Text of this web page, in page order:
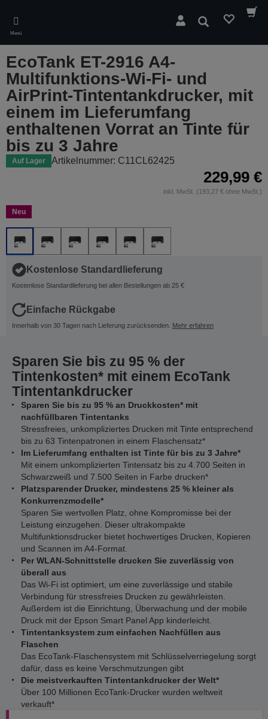
main
content
Menü
Suchen
EcoTank ET-2916 A4-
Multifunktions-Wi-Fi- und
AirPrint-Tintentankdrucker, mit
einem im Lieferumfang
enthaltenen Vorrat an Tinte für
bis zu 3 Jahre
Auf Lager Artikelnummer: C11CL62425
229,99 €
inkl. MwSt. (193,27 € ohne MwSt.)
Neu
Kostenlose Standardlieferung
Kostenlose Standardlieferung bei allen Bestellungen ab 25 €
Einfache Rückgabe
Innerhalb von 30 Tagen nach Lieferung zurücksenden. Mehr erfahren
Sparen Sie bis zu 95 % der
Tintenkosten* mit einem EcoTank
Tintentankdrucker
Sparen Sie bis zu 95 % an Druckkosten* mit
nachfüllbaren Tintentanks
Stressfreies, unkompliziertes Drucken mit Tinte entsprechend
bis zu 63 Tintenpatronen in einem Flaschensatz*
Im Lieferumfang enthalten ist Tinte für bis zu 3 Jahre*
Mit einem unkomplizierten Tintensatz bis zu 4.700 Seiten in
Schwarzweiß und 7.500 Seiten in Farbe drucken*
Platzsparender Drucker, mindestens 25 % kleiner als
Konkurrenzmodelle*
Sparen Sie wertvollen Platz, ohne Kompromisse bei der
Leistung einzugehen. Dieser ultrakompakte
Multifunktionsdrucker bietet hochwertiges Drucken, Kopieren
und Scannen im A4-Format.
Per WLAN-Schnittstelle drucken Sie zuverlässig von
überall aus
Das Wi-Fi ist optimiert, um eine zuverlässige und stabile
Verbindung für stressfreies Drucken zu gewährleisten.
Außerdem ist die Einrichtung, Überwachung und der mobile
Druck mit der Epson Smart Panel App kinderleicht.
Tintentanksystem zum einfachen Nachfüllen aus
Flaschen
Das EcoTank-Flaschensystem mit Schlüsselverriegelung sorgt
dafür, dass es keine Verschmutzungen gibt
Die meistverkauften Tintentankdrucker der Welt*
Über 100 Millionen EcoTank-Drucker wurden weltweit
verkauft*